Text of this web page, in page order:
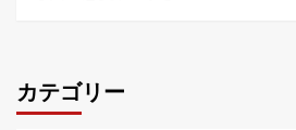
カテゴリー